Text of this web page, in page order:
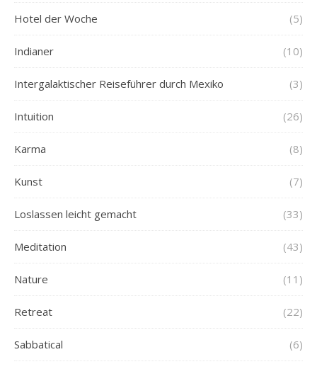
Hotel der Woche (5)
Indianer (10)
Intergalaktischer Reiseführer durch Mexiko (3)
Intuition (26)
Karma (8)
Kunst (7)
Loslassen leicht gemacht (33)
Meditation (43)
Nature (11)
Retreat (22)
Sabbatical (6)